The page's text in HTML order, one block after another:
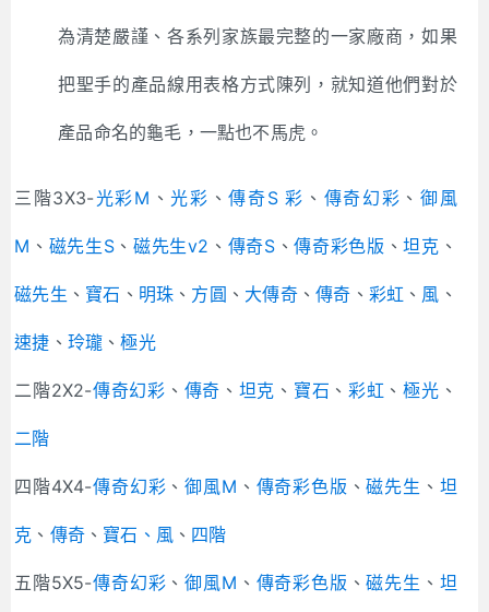
為清楚嚴謹、各系列家族最完整的一家廠商，如果
把聖手的產品線用表格方式陳列，就知道他們對於
產品命名的龜毛，一點也不馬虎。
三階3X3-光彩M 、光彩 、傳奇S 彩 、 傳奇幻彩 、 御風
M 、 磁先生S、 磁先生v2 、 傳奇S 、傳奇彩色版 、坦克 、
磁先生 、 寶石 、 明珠 、 方圓 、 大傳奇、傳奇 、 彩虹 、 風 、
速捷 、 玲瓏 、極光
二階2X2-傳奇幻彩 、 傳奇 、 坦克 、 寶石 、 彩虹 、極光 、
二階
四階4X4-傳奇幻彩 、御風M 、 傳奇彩色版 、磁先生 、 坦
克 、 傳奇 、 寶石 、風 、 四階
五階5X5-傳奇幻彩 、御風M 、 傳奇彩色版 、磁先生 、 坦